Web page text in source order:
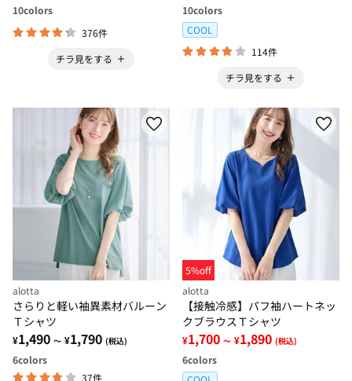
10colors
376件
チラ見をする
10colors
COOL
114件
チラ見をする
alotta
さらりと軽い袖異素材バルーン
Ｔシャツ
¥1,490 ～ ¥1,790 (税込)
6colors
37件
5%off
alotta
【接触冷感】パフ袖ハートネッ
クブラウスＴシャツ
¥1,700 ～ ¥1,890 (税込)
6colors